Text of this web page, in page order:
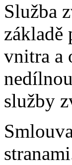
Služba
základě
vnitra a
služby